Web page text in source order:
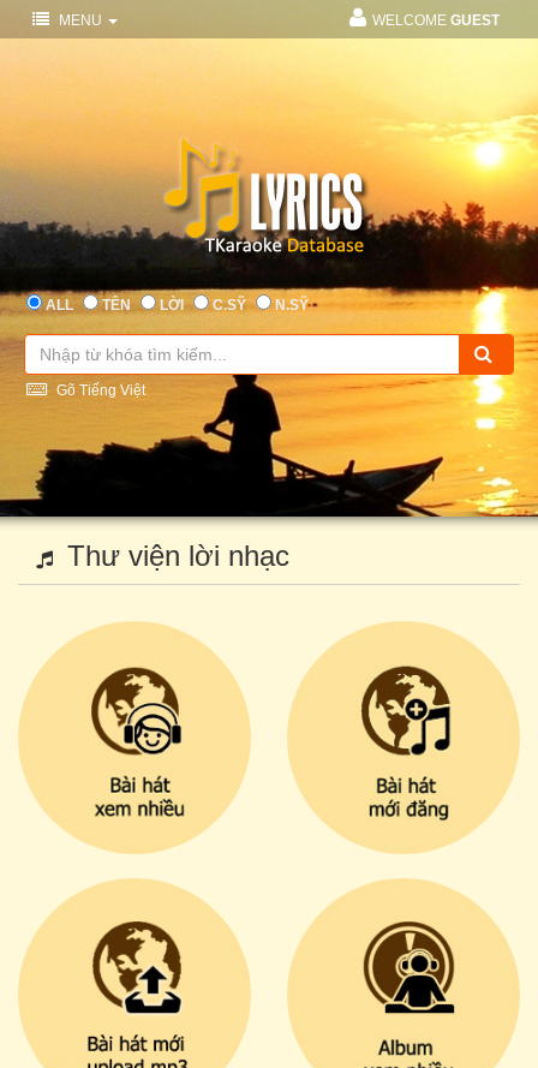
MENU WELCOME GUEST
ALL TÊN LỜI C.SỸ N.SỸ
Gõ Tiếng Việt
Thư viện lời nhạc